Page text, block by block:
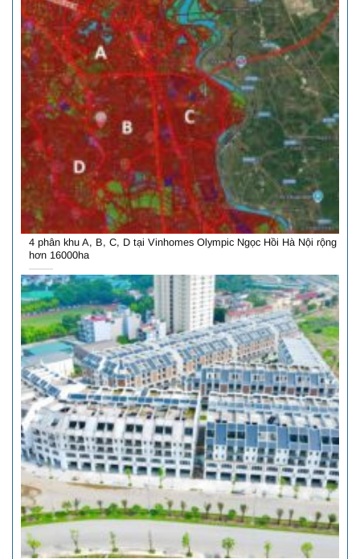
4 phân khu A, B, C, D tại Vinhomes Olympic Ngọc Hồi Hà Nội rộng
hơn 16000ha